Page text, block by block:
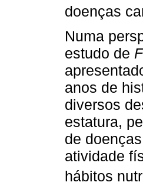
doenças
Numa
estudo de
anos de
diversos
estatura,
de
atividade
hábitos